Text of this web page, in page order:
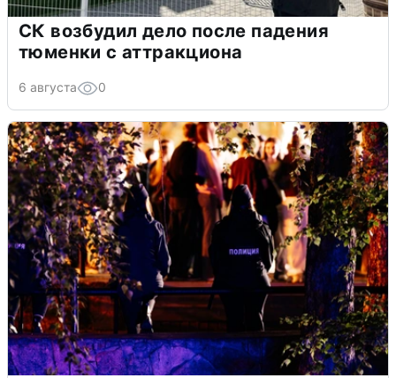
СК возбудил дело после падения
тюменки с аттракциона
6 августа 0